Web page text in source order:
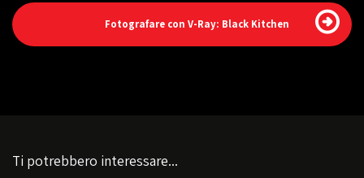
Fotografare con V-Ray: Black Kitchen
Ti potrebbero interessare...